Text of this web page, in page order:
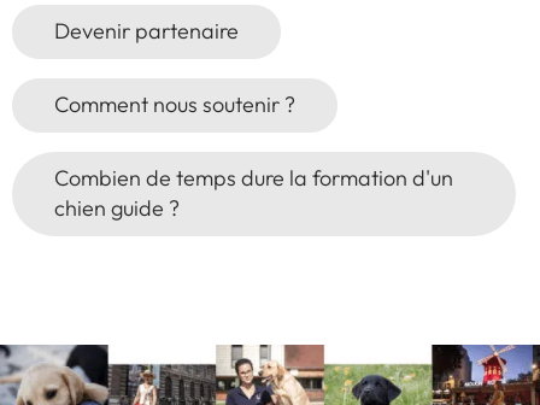
Devenir partenaire
Comment nous soutenir ?
Combien de temps dure la formation d'un
chien guide ?